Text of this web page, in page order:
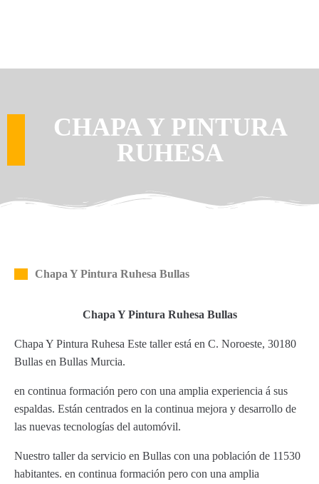
CHAPA Y PINTURA
RUHESA
Chapa Y Pintura Ruhesa Bullas
Chapa Y Pintura Ruhesa Bullas
Chapa Y Pintura Ruhesa Este taller está en C. Noroeste, 30180
Bullas en Bullas Murcia.
en continua formación pero con una amplia experiencia á sus
espaldas. Están centrados en la continua mejora y desarrollo de
las nuevas tecnologías del automóvil.
Nuestro taller da servicio en Bullas con una población de 11530
habitantes. en continua formación pero con una amplia